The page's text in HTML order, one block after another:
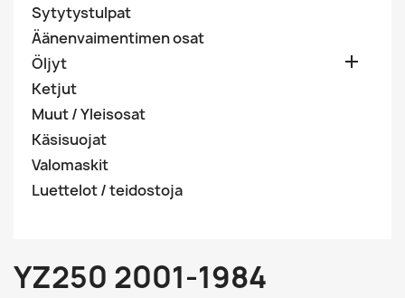
Sytytystulpat
Äänenvaimentimen osat
Öljyt

Ketjut
Muut / Yleisosat
Käsisuojat
Valomaskit
Luettelot / teidostoja
YZ250 2001-1984